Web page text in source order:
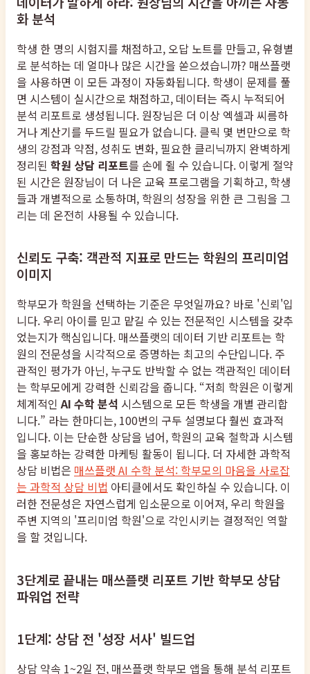
화 분석
학생 한 명의 시험지를 채점하고, 오답 노트를 만들고, 유형별
로 분석하는 데 얼마나 많은 시간을 쏟으셨습니까? 매쓰플랫
을 사용하면 이 모든 과정이 자동화됩니다. 학생이 문제를 풀
면 시스템이 실시간으로 채점하고, 데이터는 즉시 누적되어
분석 리포트로 생성됩니다. 원장님은 더 이상 엑셀과 씨름하
거나 계산기를 두드릴 필요가 없습니다. 클릭 몇 번만으로 학
생의 강점과 약점, 성취도 변화, 필요한 클리닉까지 완벽하게
정리된 학원 상담 리포트를 손에 쥘 수 있습니다. 이렇게 절약
된 시간은 원장님이 더 나은 교육 프로그램을 기획하고, 학생
들과 개별적으로 소통하며, 학원의 성장을 위한 큰 그림을 그
리는 데 온전히 사용될 수 있습니다.
신뢰도 구축: 객관적 지표로 만드는 학원의 프리미엄
이미지
학부모가 학원을 선택하는 기준은 무엇일까요? 바로 '신뢰'입
니다. 우리 아이를 믿고 맡길 수 있는 전문적인 시스템을 갖추
었는지가 핵심입니다. 매쓰플랫의 데이터 기반 리포트는 학
원의 전문성을 시각적으로 증명하는 최고의 수단입니다. 주
관적인 평가가 아닌, 누구도 반박할 수 없는 객관적인 데이터
는 학부모에게 강력한 신뢰감을 줍니다. “저희 학원은 이렇게
체계적인AI 수학 분석 시스템으로 모든 학생을 개별 관리합
니다.” 라는 한마디는, 100번의 구두 설명보다 훨씬 효과적
입니다. 이는 단순한 상담을 넘어, 학원의 교육 철학과 시스템
을 홍보하는 강력한 마케팅 활동이 됩니다. 더 자세한 과학적
상담 비법은 매쓰플랫 AI 수학 분석: 학부모의 마음을 사로잡
는 과학적 상담 비법 아티클에서도 확인하실 수 있습니다. 이
러한 전문성은 자연스럽게 입소문으로 이어져, 우리 학원을
주변 지역의 '프리미엄 학원'으로 각인시키는 결정적인 역할
을 할 것입니다.
3단계로 끝내는 매쓰플랫 리포트 기반 학부모 상담
파워업 전략
1단계: 상담 전 '성장 서사' 빌드업
상담 약속 1~2일 전, 매쓰플랫 학부모 앱을 통해 분석 리포트